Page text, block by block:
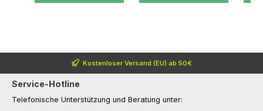
Kostenloser Versand (EU) ab 50€
Service-Hotline
Telefonische Unterstützung und Beratung unter: